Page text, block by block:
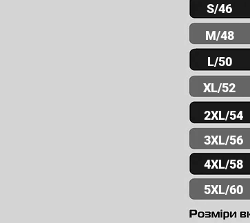
S/46
M/48
L/50
XL/52
2XL/54
3XL/56
4XL/58
5XL/60